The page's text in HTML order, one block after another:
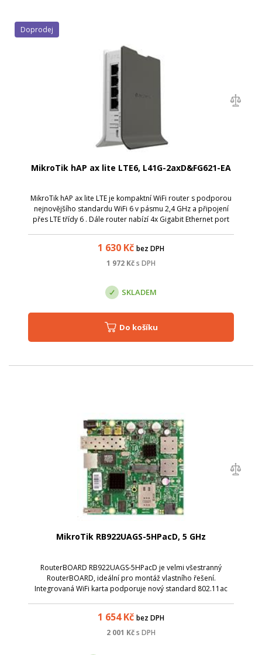
MikroTik hAP ax lite LTE6, L41G-2axD&FG621-EA
MikroTik hAP ax lite LTE je kompaktní WiFi router s podporou
nejnovějšího standardu WiFi 6 v pásmu 2,4 GHz a připojení
přes LTE třídy 6 . Dále router nabízí 4x Gigabit Ethernet port
1 630 Kč bez DPH
1 972 Kčs DPH
Doprodej
SKLADEM
Do košíku
MikroTik RB922UAGS-5HPacD, 5 GHz
RouterBOARD RB922UAGS-5HPacD je velmi všestranný
RouterBOARD, ideální pro montáž vlastního řešení.
Integrovaná WiFi karta podporuje nový standard 802.11ac
1 654Kč bez DPH
2 001 Kčs DPH